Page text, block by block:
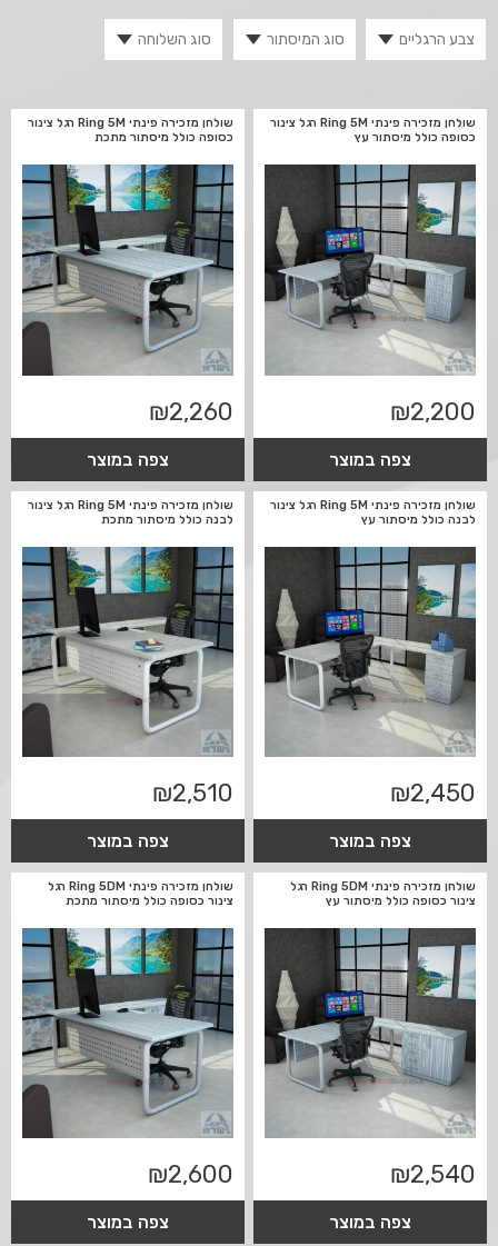
שולחן מזכירה פינתי Ring 5M רגל צינור
כסופה כולל מיסתור עץ
₪2,200
צפה במוצר
שולחן מזכירה פינתי Ring 5M רגל צינור
כסופה כולל מיסתור מתכת
₪2,260
צפה במוצר
שולחן מזכירה פינתי Ring 5M רגל צינור
לבנה כולל מיסתור עץ
₪2,450
צפה במוצר
שולחן מזכירה פינתי Ring 5M רגל צינור
לבנה כולל מיסתור מתכת
₪2,510
צפה במוצר
שולחן מזכירה פינתי Ring 5DM רגל
צינור כסופה כולל מיסתור עץ
₪2,540
צפה במוצר
שולחן מזכירה פינתי Ring 5DM רגל
צינור כסופה כולל מיסתור מתכת
₪2,600
צפה במוצר